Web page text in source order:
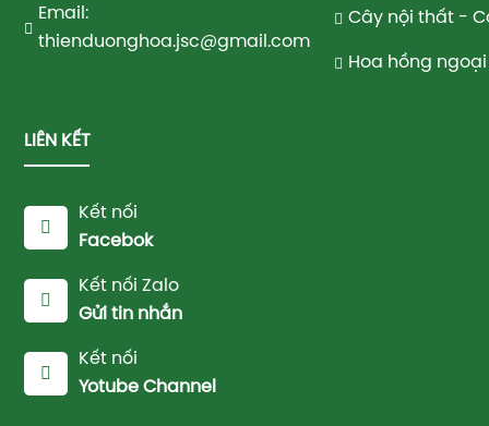
Email:
thienduonghoa.jsc@gmail.com
Cây nội thất -
Hoa hồng
LIÊN KẾT
Kết nối
Facebok
Kết nối Zalo
Gửi tin nhắn
Kết nối
Yotube Channel